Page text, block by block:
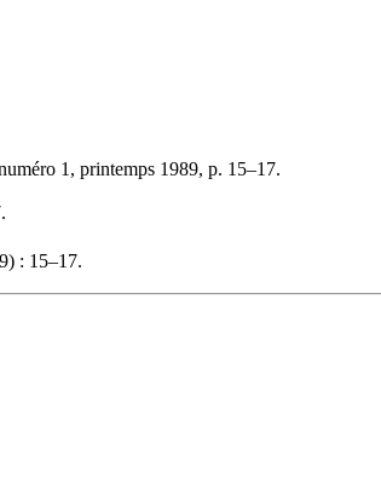
1, printemps 1989, p. 15–17.
: 15–17.